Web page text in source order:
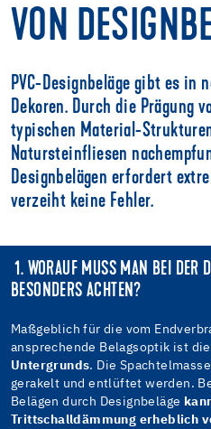
VON
PVC-Designbeläge gibt es in
Dekoren. Durch die Prägung
typischen Material-
Natursteinfliesen
Designbelägen erfordert
verzeiht keine Fehler.
1. WORAUF MUSS MAN BEI DER
BESONDERS ACHTEN?
Maßgeblich für die vom
ansprechende Belagsoptik ist die
Untergrunds. Die
gerakelt und entlüftet werden.
Belägen durch Designbeläge
Trittschalldämmung erheblich